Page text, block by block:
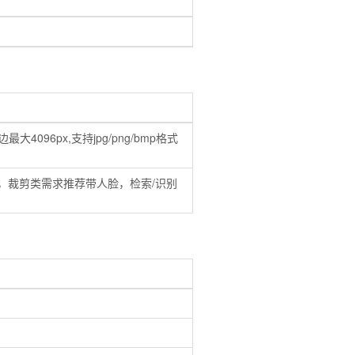
最大4096px,支持jpg/png/bmp格式
裁剪类需求推荐带人脸，检索/识别